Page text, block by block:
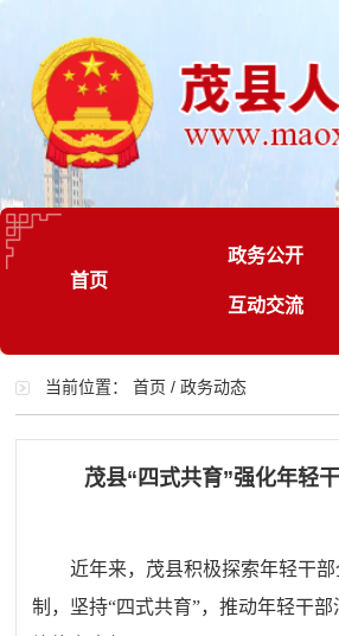
首页
政务公开
互动交流
当前位置：首页 /政务动态
茂县“四式共育”强化年轻
近年来，茂县积极探索年轻干
制，坚持“四式共育”，推动年轻干